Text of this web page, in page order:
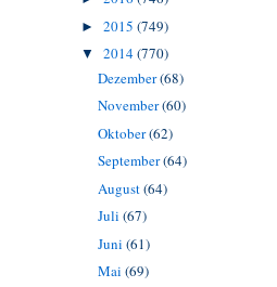
► 2015 (749)
▼ 2014(770)
Dezember(68)
November(60)
Oktober(62)
September(64)
August(64)
Juli (67)
Juni (61)
Mai (69)